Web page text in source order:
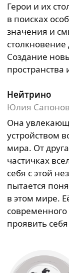
Герои и их
в поисках
значения и
Создание
Нейтрино
Юлия
Она
устройством
мира. От
частичках
себя с этой
пытается
в этом мире.
проявить